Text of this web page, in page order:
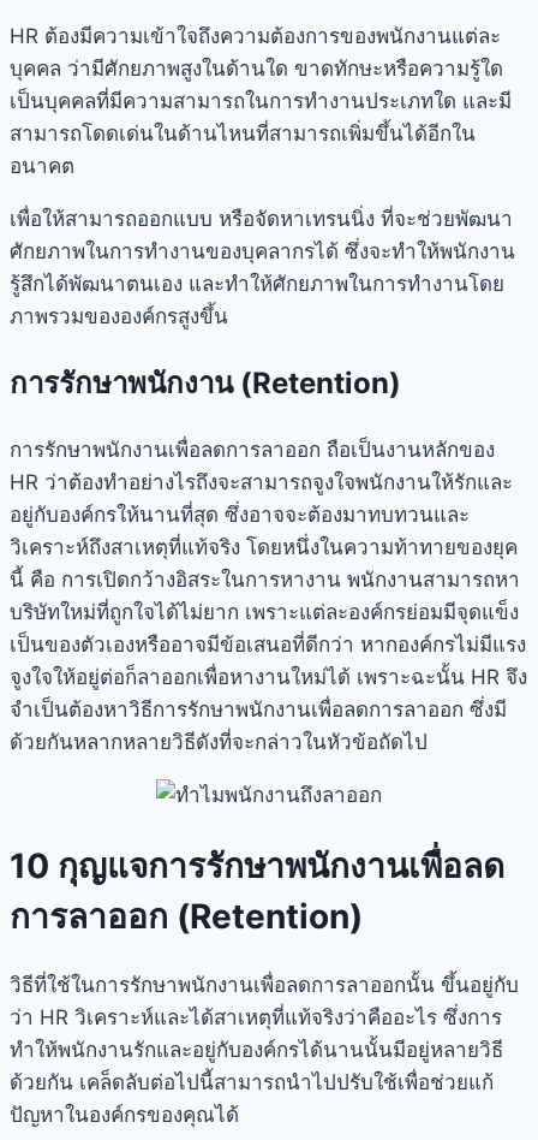
HR ต้องมีความเข้าใจถึงความต้องการของพนักงานแต่ละ
บุคคล ว่ามีศักยภาพสูงในด้านใด ขาดทักษะหรือความรู้ใด
เป็นบุคคลที่มีความสามารถในการทำงานประเภทใด และมี
สามารถโดดเด่นในด้านไหนที่สามารถเพิ่มขึ้นได้อีกใน
อนาคต
เพื่อให้สามารถออกแบบ หรือจัดหาเทรนนิ่ง ที่จะช่วยพัฒนา
ศักยภาพในการทำงานของบุคลากรได้ ซึ่งจะทำให้พนักงาน
รู้สึกได้พัฒนาตนเอง และทำให้ศักยภาพในการทำงานโดย
ภาพรวมขององค์กรสูงขึ้น
การรักษาพนักงาน (Retention)
การรักษาพนักงานเพื่อลดการลาออก ถือเป็นงานหลักของ
HR ว่าต้องทำอย่างไรถึงจะสามารถจูงใจพนักงานให้รักและ
อยู่กับองค์กรให้นานที่สุด ซึ่งอาจจะต้องมาทบทวนและ
วิเคราะห์ถึงสาเหตุที่แท้จริง โดยหนึ่งในความท้าทายของยุค
นี้ คือ การเปิดกว้างอิสระในการหางาน พนักงานสามารถหา
บริษัทใหม่ที่ถูกใจได้ไม่ยาก เพราะแต่ละองค์กรย่อมมีจุดแข็ง
เป็นของตัวเองหรืออาจมีข้อเสนอที่ดีกว่า หากองค์กรไม่มีแรง
จูงใจให้อยู่ต่อก็ลาออกเพื่อหางานใหม่ได้ เพราะฉะนั้น HR จึง
จำเป็นต้องหาวิธีการรักษาพนักงานเพื่อลดการลาออก ซึ่งมี
ด้วยกันหลากหลายวิธีดังที่จะกล่าวในหัวข้อถัดไป
10 กุญแจการรักษาพนักงานเพื่อลด
การลาออก (Retention)
วิธีที่ใช้ในการรักษาพนักงานเพื่อลดการลาออกนั้น ขึ้นอยู่กับ
ว่า HR วิเคราะห์และได้สาเหตุที่แท้จริงว่าคืออะไร ซึ่งการ
ทำให้พนักงานรักและอยู่กับองค์กรได้นานนั้นมีอยู่หลายวิธี
ด้วยกัน เคล็ดลับต่อไปนี้สามารถนำไปปรับใช้เพื่อช่วยแก้
ปัญหาในองค์กรของคุณได้